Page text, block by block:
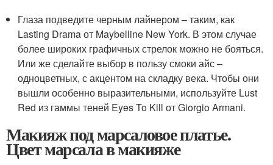
Глаза подведите черным лайнером – таким, как
Lasting Drama от Maybelline New York. В этом случае
более широких графичных стрелок можно не бояться.
Или же сделайте выбор в пользу смоки айс –
одноцветных, с акцентом на складку века. Чтобы они
вышли особенно выразительными, используйте Lust
Red из гаммы теней Eyes To Kill от Giorgio Armani.
Макияж под марсаловое платье.
Цвет марсала в макияже